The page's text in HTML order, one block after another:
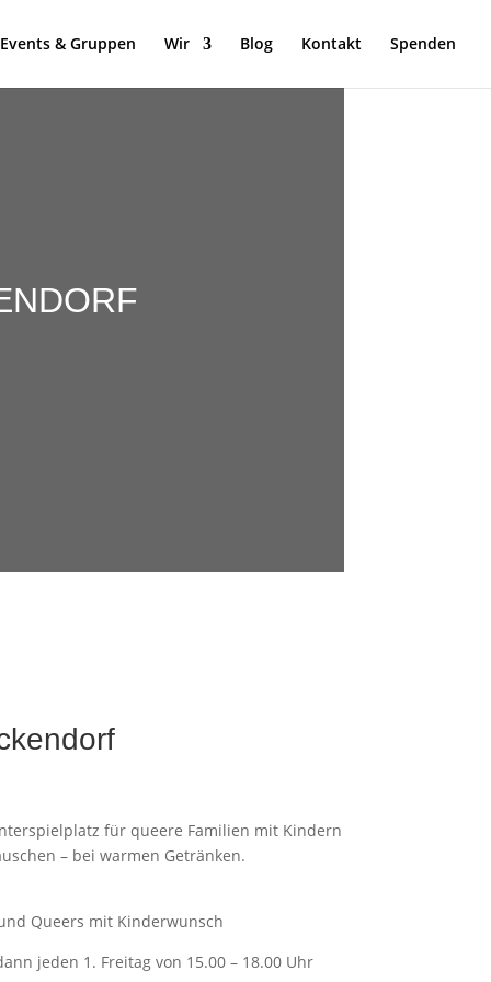
Events & Gruppen Wir Blog Kontakt Spenden
für queere Familien mit Kindern
– bei warmen Getränken.
Queers mit Kinderwunsch
jeden 1. Freitag von 15.00 – 18.00 Uhr